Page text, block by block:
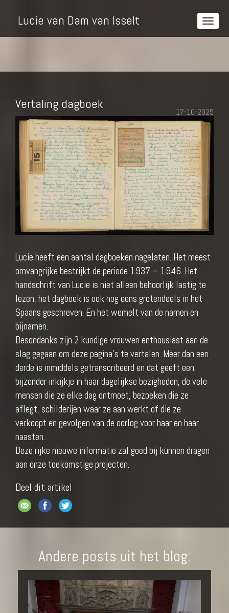
Lucie van Dam van Isselt
Vertaling dagboek
17-10-2025
Lucie heeft een aantal dagboeken nagelaten. Het meest
omvangrijke bestrijkt de periode 1937 – 1946. Het
handschrift van Lucie is niet alleen behoorlijk lastig te
lezen, het dagboek is ook nog eens grotendeels in het
Spaans geschreven. En het wemelt van de namen en
bijnamen.
Desondanks zijn 2 kundige vrouwen enthousiast aan de
slag gegaan om deze pagina’s te vertalen. Meer dan een
derde is inmiddels getranscribeerd en dat geeft een
bijzonder inkijkje in haar dagelijkse bezigheden, de vele
mensen die ze elke dag ontmoet, bezoeken die ze
aflegt, schilderijen waar ze aan werkt of die ze
verkoopt en gevolgen van de oorlog voor haar en haar
naasten.
Deze rijke nieuwe informatie zal goed bij kunnen dragen
aan onze toekomstige projecten.
Deel dit artikel
Andere posts uit het blog: